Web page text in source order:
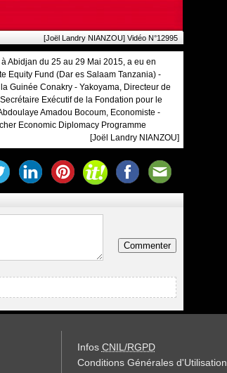
[Joël Landry NIANZOU] Vidéo N°12995
Abidjan du 25 au 29 Mai 2015, a eu en
Equity Fund (Dar es Salaam Tanzania) -
Guinée Conakry - Yakoyama, Directeur de
Exécutif de la Fondation pour le
Amadou Bocoum, Economiste -
Economic Diplomacy Programme
[Joël Landry NIANZOU]
Commenter
Infos CNIL/RGPD
Conditions Générales d'Utilisation